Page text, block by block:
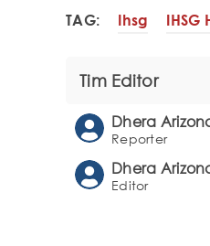
TAG: Ihsg IHSG
Tim Editor
Dhera
Reporter
Dhera
Editor